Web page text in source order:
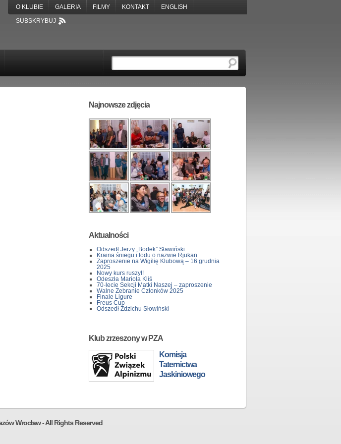
O KLUBIE GALERIA FILMY KONTAKT
ENGLISH
SUBSKRYBUJ
Najnowsze zdjęcia
Aktualności
Odszedł Jerzy „Bodek” Sławiński
Kraina śniegu i lodu o nazwie Rjukan
Zaproszenie na Wigilię Klubową – 16 grudnia
2025
Nowy kurs ruszył!
Odeszła Mariola Kliś
70-lecie Sekcji Matki Naszej – zaproszenie
Walne Zebranie Członków 2025
Finale Ligure
Freus Cup
Odszedł Zdzichu Słowiński
Klub zrzeszony w PZA
Komisja
Taternictwa
Jaskiniowego
Wrocław - All Rights Reserved